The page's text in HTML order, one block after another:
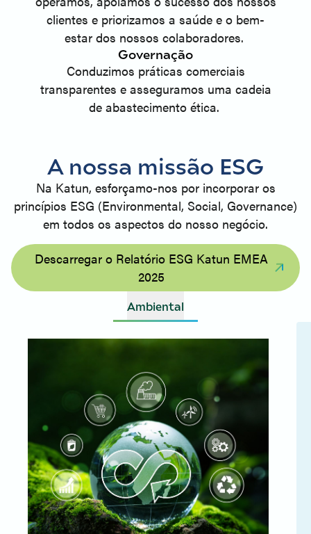
clientes e priorizamos a saúde e o bem-
estar dos nossos colaboradores.
Governação
Conduzimos práticas comerciais
transparentes e asseguramos uma cadeia
de abastecimento ética.
A nossa missão ESG
Na Katun, esforçamo-nos por incorporar os
princípios ESG (Environmental, Social, Governance)
em todos os aspectos do nosso negócio.
Descarregar o Relatório ESG Katun EMEA
2025
Ambiental